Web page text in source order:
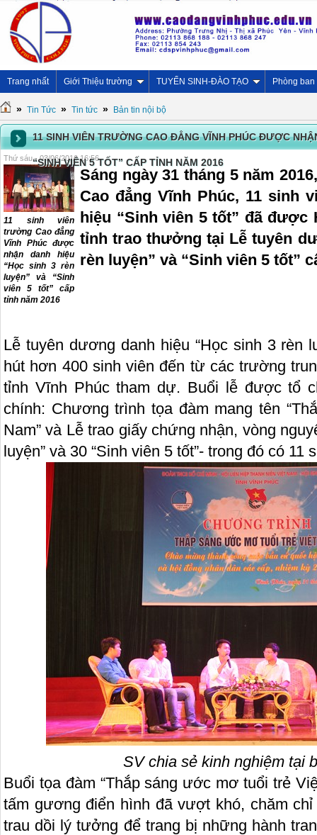
Trang nhất Giới Thiệu trường TUYỂN SINH-ĐÀO TẠO Phòng ban
» Tin Tức » Tin tức » Bản tin nội bộ
11 SINH VIÊN TRƯỜNG CAO ĐẲNG VĨNH PHÚC ĐƯỢC
“SINH VIÊN 5 TỐT” CẤP TỈNH NĂM 2016
Thứ sáu - 03/06/2016 16:56
11 sinh viên
trường Cao đẳng
Vĩnh Phúc được
nhận danh hiệu
“Học sinh 3 rèn
luyện” và “Sinh
viên 5 tốt” cấp
tỉnh năm 2016
Sáng ngày 31 tháng 5 năm
Cao đẳng Vĩnh Phúc, 11 sinh
hiệu “Sinh viên 5 tốt” đã được
tỉnh trao thưởng tại Lễ tuyên
rèn luyện” và “Sinh viên 5 tốt”
Lễ tuyên dương danh hiệu “Học sinh 3 rèn
hút hơn 400 sinh viên đến từ các trường
tỉnh Vĩnh Phúc tham dự. Buổi lễ được tổ
chính: Chương trình tọa đàm mang tên
Nam” và Lễ trao giấy chứng nhận, vòng
luyện” và 30 “Sinh viên 5 tốt”- trong đó có
SV chia sẻ kinh nghiệm tại
Buổi tọa đàm “Thắp sáng ước mơ tuổi trẻ
tấm gương điển hình đã vượt khó, chăm
trau dồi lý tưởng để trang bị những hành